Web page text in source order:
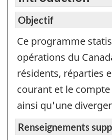
Objectif
Ce programme
opérations du
résidents, réparties
courant et le
ainsi qu'une
Renseignements